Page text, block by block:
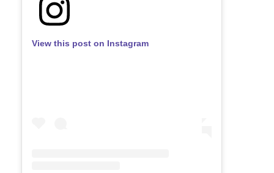
View this post on Instagram